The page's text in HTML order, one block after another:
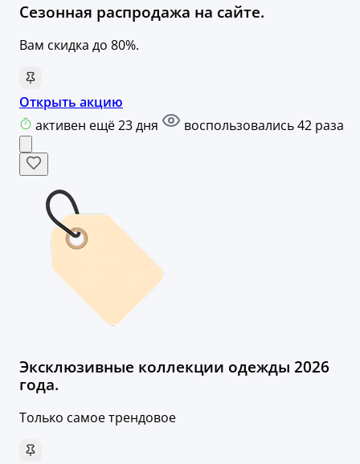
Сезонная распродажа на сайте.
Вам скидка до 80%.
Открыть акцию
активен ещё 23 дня
воспользовались 42 раза
Эксклюзивные коллекции одежды 2026
года.
Только самое трендовое